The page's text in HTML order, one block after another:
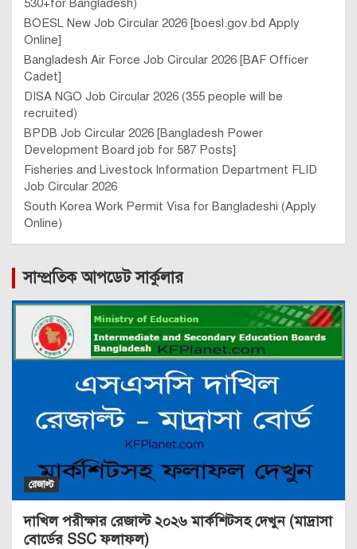
530+for Bangladesh)
BOESL New Job Circular 2026 [boesl.gov.bd Apply
Online]
Bangladesh Air Force Job Circular 2026 [BAF Officer
Cadet]
DISA NGO Job Circular 2026 (355 people will be
recruited)
BPDB Job Circular 2026 [Bangladesh Power
Development Board job for 587 Posts]
Fisheries and Livestock Information Department FLID
Job Circular 2026
South Korea Work Permit Visa for Bangladeshi (Apply
Online)
সাম্প্রতিক আপডেট সার্কুলার
রেজাল্ট
দাখিল পরীক্ষার রেজাল্ট ২০২৬ মার্কশিটসহ দেখুন (মাদ্রাসা
বোর্ডের SSC ফলাফল)